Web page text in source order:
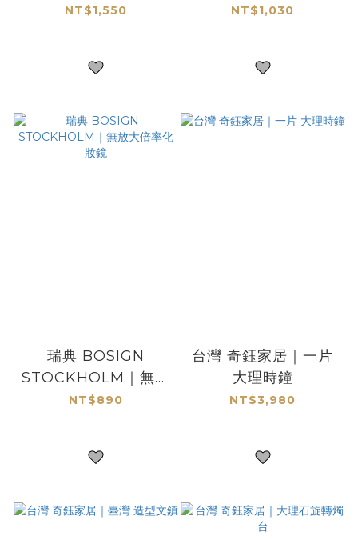
衣帽架
NT$1,550
放大拆卸式化妝鏡
NT$1,030
瑞典 BOSIGN
STOCKHOLM｜無放
大倍率化妝鏡
NT$890
台灣 奇鈺家居｜一片
大理時鐘
NT$3,980